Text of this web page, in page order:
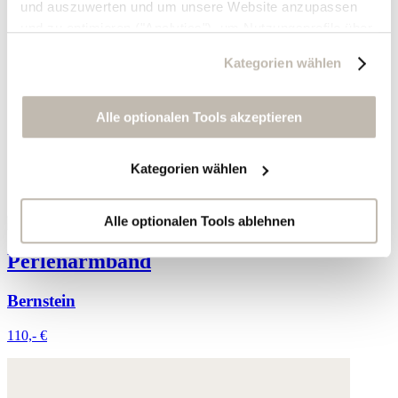
und auszuwerten und um unsere Website anzupassen
zu erstellen, um personalisierte Werbung auszuliefern,
Sie erneut mit Werbung anzusprechen sowie um unsere
Werbekampagnen auszuwerten ("Marketing").
Ihre Daten werden mit Dienstanbietern geteilt, die wir in
der Datenschutzerklärung genauer auflisten oder wenn
Sie auf "Kategorien wählen" klicken.
Indem Sie auf "Alle optionalen Tools akzeptieren" klicken,
wie zuvor beschrieben einverstanden.
Kategorien wählen
Alle optionalen Tools akzeptieren
Kategorien wählen
Alle optionalen Tools ablehnen
Perlenarmband
Bernstein
110,- €